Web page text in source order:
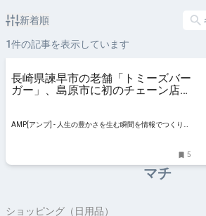
新着順
1件の記事を表示しています
長崎県諫早市の老舗「トミーズバー
ガー」、島原市に初のチェーン店を
さを生む瞬間を情報でつくりだす新
AMP[アンプ] - 人生の豊かさを生む瞬間を情報でつくりだ
5
マチ
ショッピング（日用品）